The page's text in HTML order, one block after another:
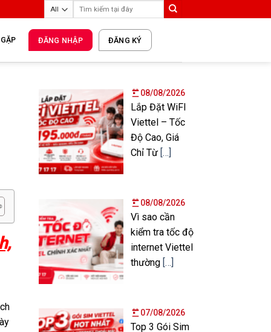
ĐĂNG NHẬP ĐĂNG KÝ
08/08/2026
Lắp Đặt WiFI
Viettel – Tốc
Độ Cao, Giá
Chỉ Từ […]
08/08/2026
Vì sao cần
kiểm tra tốc độ
internet Viettel
thường […]
07/08/2026
Top 3 Gói Sim